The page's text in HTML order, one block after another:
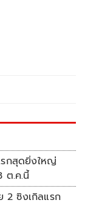
กสุดยิ่งใหญ่
ต.ค.นี้
ซิงเกิลแรก